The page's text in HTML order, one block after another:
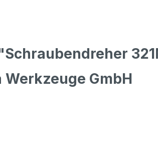
GmbH